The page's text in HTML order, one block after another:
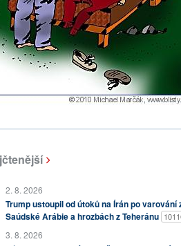
2. 8. 2026
Trump ustoupil od útoků na Írán po varování
Saúdské Arábie a hrozbách z Teheránu
3. 8. 2026